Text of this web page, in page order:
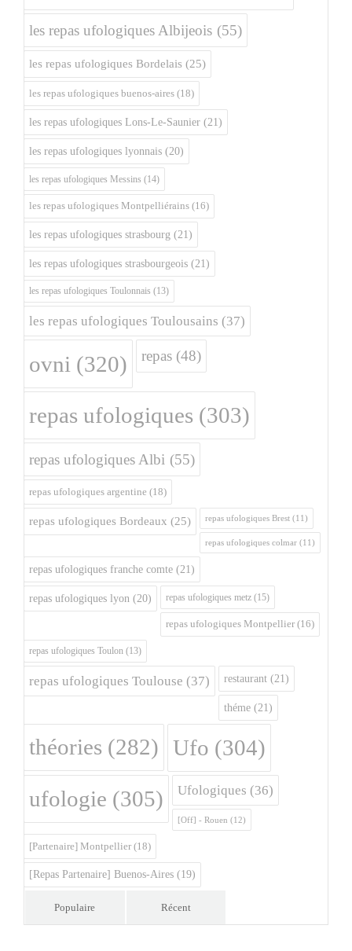
les repas ufologiques Albijeois (55)
les repas ufologiques Bordelais (25)
les repas ufologiques buenos-aires (18)
les repas ufologiques Lons-Le-Saunier (21)
les repas ufologiques lyonnais (20)
les repas ufologiques Messins (14)
les repas ufologiques Montpelliérains (16)
les repas ufologiques strasbourg (21)
les repas ufologiques strasbourgeois (21)
les repas ufologiques Toulonnais (13)
les repas ufologiques Toulousains (37)
ovni (320) repas (48)
repas ufologiques (303)
repas ufologiques Albi (55)
repas ufologiques argentine (18)
repas ufologiques Bordeaux (25) repas ufologiques Brest (11)
repas ufologiques colmar (11)
repas ufologiques franche comte (21)
repas ufologiques lyon (20) repas ufologiques metz (15)
repas ufologiques Montpellier (16)
repas ufologiques Toulon (13)
repas ufologiques Toulouse (37) restaurant (21)
théme (21)
théories (282) Ufo (304)
ufologie (305) Ufologiques (36)
[Off] - Rouen (12)
[Partenaire] Montpellier (18)
[Repas Partenaire] Buenos-Aires (19)
Populaire Récent